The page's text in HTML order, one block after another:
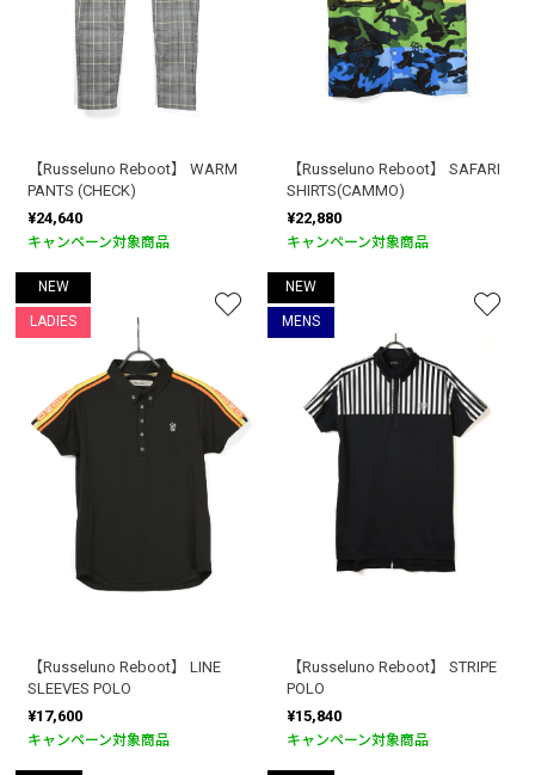
【Russeluno Reboot】 WARM
PANTS (CHECK)
¥24,640
キャンペーン対象商品
【Russeluno Reboot】 SAFARI
SHIRTS(CAMMO)
¥22,880
キャンペーン対象商品
NEW
LADIES
【Russeluno Reboot】 LINE
SLEEVES POLO
¥17,600
キャンペーン対象商品
NEW
MENS
【Russeluno Reboot】 STRIPE
POLO
¥15,840
キャンペーン対象商品